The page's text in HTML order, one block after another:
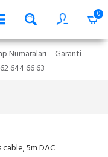
0
Numaraları
Garanti
644 66 63
5m DAC